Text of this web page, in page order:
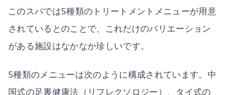
このスパでは5種類のトリートメントメニューが用意
されているとのことで、これだけのバリエーション
がある施設はなかなか珍しいです。
5種類のメニューは次のように構成されています。中
国式の足裏健康法（リフレクソロジー）、タイ式の